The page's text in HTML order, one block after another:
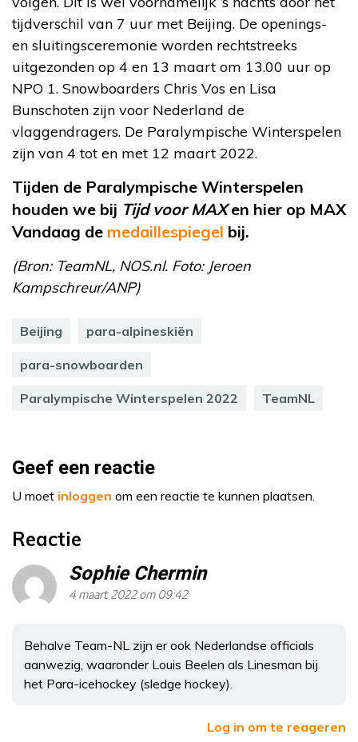
tijdverschil van 7 uur met Beijing. De openings-
en sluitingsceremonie worden rechtstreeks
uitgezonden op 4 en 13 maart om 13.00 uur op
NPO 1. Snowboarders Chris Vos en Lisa
Bunschoten zijn voor Nederland de
vlaggendragers. De Paralympische Winterspelen
zijn van 4 tot en met 12 maart 2022.
Tijden de Paralympische Winterspelen
houden we bij Tijd voor MAXen hier op MAX
Vandaag de medaillespiegel bij.
(Bron: TeamNL, NOS.nl. Foto: Jeroen
Kampschreur/ANP)
Beijing para-alpineskiën
para-snowboarden
Paralympische Winterspelen 2022 TeamNL
Geef een reactie
U moet inloggen om een reactie te kunnen plaatsen.
Reactie
Sophie Chermin
4 maart 2022 om 09:42
Behalve Team-NL zijn er ook Nederlandse officials
aanwezig, waaronder Louis Beelen als Linesman bij
het Para-icehockey (sledge hockey).
Log in om te reageren